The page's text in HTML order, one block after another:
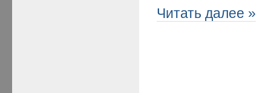
Читать далее »